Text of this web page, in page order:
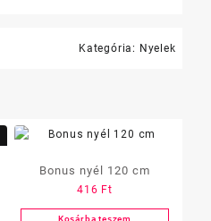
Kategória: Nyelek
Bonus nyél 120 cm
416 Ft
Kosárba teszem